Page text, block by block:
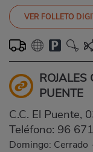
VER FOLLETO
ROJALES
PUENTE
C.C. El Puente,
Teléfono: 96
Domingo: Cerrado